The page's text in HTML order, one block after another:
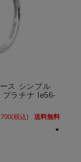
ス シンプル
プラチナ le56-
(税込) 送料無料